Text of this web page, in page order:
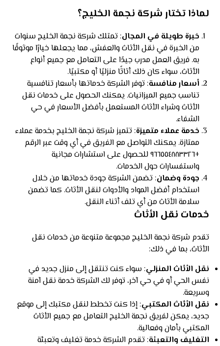
لماذا تختار شركة نجمة الخليج؟
خبرة طويلة في المجال: تمتلك شركة نجمة الخليج سنوات
من الخبرة في نقل الأثاث والعفش، مما يجعلها خيارًا موثوقًا
به. فريق العمل مدرب جيدًا على التعامل مع جميع أنواع
الأثاث، سواء كان ذلك أثاثًا منزليًا أو مكتبيًا.
أسعار منافسة: توفر الشركة خدماتها بأسعار تنافسية
تناسب جميع الميزانيات. يمكنك الحصول على خدمات نقل
الأثاث وشراء الأثاث المستعمل بأفضل الأسعار في حي
الشفاء.
خدمة عملاء متميزة: تتميز شركة نجمة الخليج بخدمة عملاء
ممتازة. يمكنك التواصل مع الفريق في أي وقت عبر الرقم
+٩٦٦٥٥٤٨٨٣٣٢٦ للحصول على استشارات مجانية
واستفسارات حول الخدمات.
جودة وضمان: تضمن الشركة جودة خدماتها من خلال
استخدام أفضل المواد والأدوات لنقل الأثاث. كما تضمن
سلامة الأثاث من أي تلف أثناء النقل.
خدمات نقل الأثاث
تقدم شركة نجمة الخليج مجموعة متنوعة من خدمات نقل
الأثاث، بما في ذلك:
نقل الأثاث المنزلي: سواء كنت تنتقل إلى منزل جديد في
نفس الحي أو في حي آخر، توفر لك الشركة خدمة نقل آمنة
وسريعة.
نقل الأثاث المكتبي: إذا كنت تخطط لنقل مكتبك إلى موقع
جديد، يمكن لفريق نجمة الخليج التعامل مع جميع الأثاث
المكتبي بأمان وفعالية.
التغليف والتعبئة: تقدم الشركة خدمة تغليف وتعبئة